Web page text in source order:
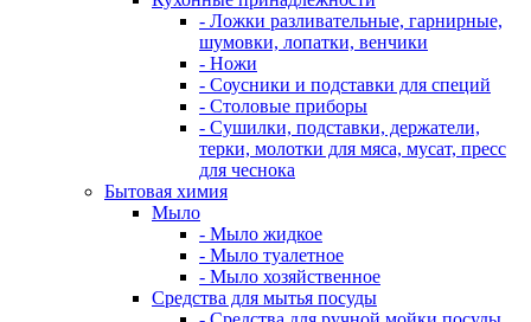
- Ложки разливательные, гарнирные,
шумовки, лопатки, венчики
- Ножи
- Соусники и подставки для специй
- Столовые приборы
- Сушилки, подставки, держатели,
терки, молотки для мяса, мусат, пресс
для чеснока
Бытовая химия
Мыло
- Мыло жидкое
- Мыло туалетное
- Мыло хозяйственное
Средства для мытья посуды